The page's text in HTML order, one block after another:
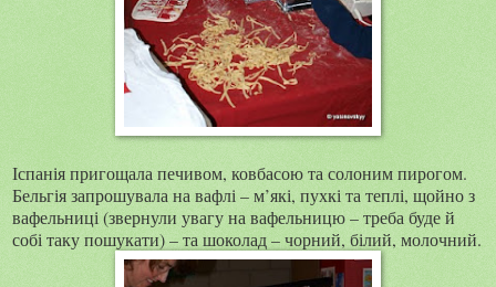
Іспанія пригощала печивом, ковбасою та солоним пирогом.
Бельгія запрошувала на вафлі – м’які, пухкі та теплі, щойно з
вафельниці (звернули увагу на вафельницю – треба буде й
собі таку пошукати) – та шоколад – чорний, білий, молочний.